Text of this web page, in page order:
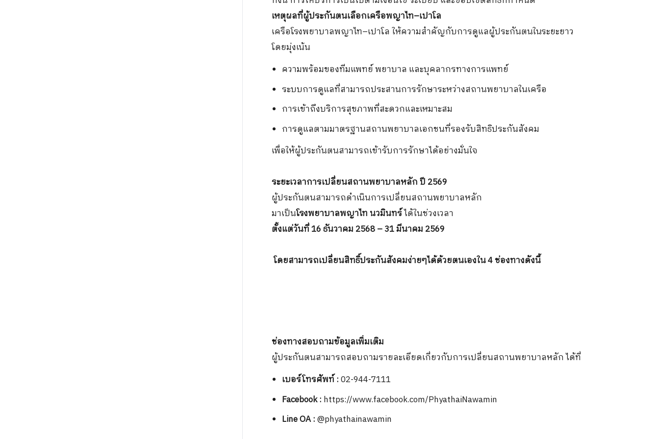
เหตุผลที่ผู้ประกันตนเลือกเครือพญาไท–เปาโล
เครือโรงพยาบาลพญาไท–เปาโล ให้ความสำคัญกับการดูแลผู้ประกันตนในระยะยาว
โดยมุ่งเน้น
ความพร้อมของทีมแพทย์ พยาบาล และบุคลากรทางการแพทย์
ระบบการดูแลที่สามารถประสานการรักษาระหว่างสถานพยาบาลในเครือ
การเข้าถึงบริการสุขภาพที่สะดวกและเหมาะสม
การดูแลตามมาตรฐานสถานพยาบาลเอกชนที่รองรับสิทธิประกันสังคม
เพื่อให้ผู้ประกันตนสามารถเข้ารับการรักษาได้อย่างมั่นใจ
ระยะเวลาการเปลี่ยนสถานพยาบาลหลัก ปี 2569
ผู้ประกันตนสามารถดำเนินการเปลี่ยนสถานพยาบาลหลัก
มาเป็นโรงพยาบาลพญาไท นวมินทร์ได้ในช่วงเวลา
ตั้งแต่วันที่ 16 ธันวาคม 2568 – 31 มีนาคม 2569
โดยสามารถเปลี่ยนสิทธิ์ประกันสังคมง่ายๆได้ด้วยตนเองใน 4 ช่องทางดังนี้
ช่องทางสอบถามข้อมูลเพิ่มเติม
ผู้ประกันตนสามารถสอบถามรายละเอียดเกี่ยวกับการเปลี่ยนสถานพยาบาลหลัก ได้ที่
เบอร์โทรศัพท์ :02-944-7111
Facebook: https://www.facebook.com/PhyathaiNawamin
Line OA:@phyathainawamin